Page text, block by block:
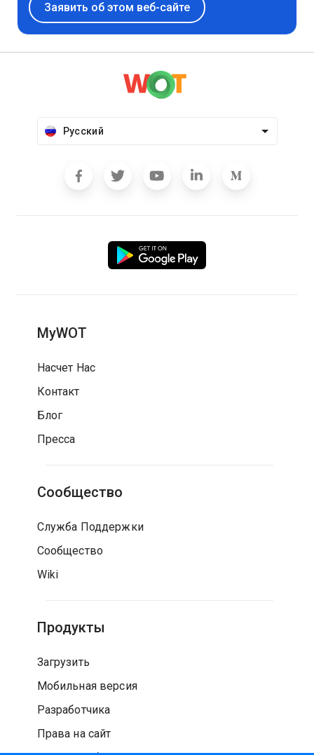
Заявить об этом веб-сайте
Русский
MyWOT
Насчет Нас
Контакт
Блог
Пресса
Сообщество
Служба Поддержки
Сообщество
Wiki
Продукты
Загрузить
Мобильная версия
Разработчика
Права на сайт